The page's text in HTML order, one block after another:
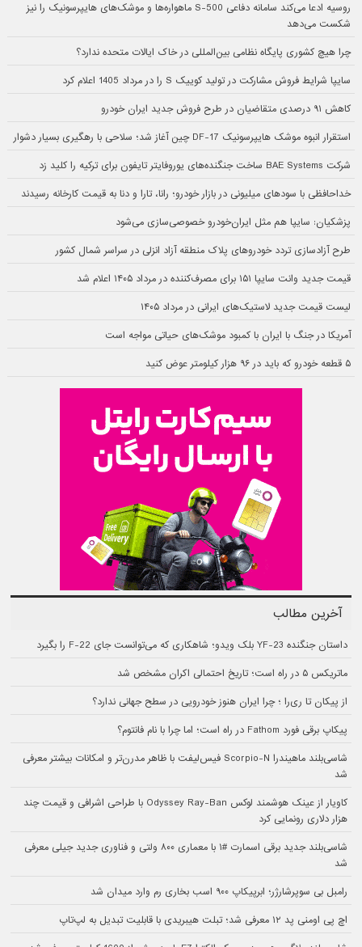
روسیه ادعا می‌کند سامانه دفاعی S-500 ماهواره‌ها و موشک‌های هایپرسونیک را نیز
شکست می‌دهد
چرا هیچ کشوری پایگاه نظامی بین‌المللی در خاک ایالات متحده ندارد؟
سایپا شرایط فروش مشارکت در تولید کوییک S را در مرداد 1405 اعلام کرد
کاهش ۹۱ درصدی متقاضیان در طرح فروش جدید ایران خودرو
استقرار انبوه موشک هایپرسونیک DF-17 چین آغاز شد؛ سلاحی با رهگیری بسیار دشوار
شرکت BAE Systems ساخت جنگنده‌های یوروفایتر تایفون برای ترکیه را کلید زد
خداحافظی با سودهای میلیونی در بازار خودرو؛ رانا، تارا و دنا به قیمت کارخانه رسیدند
پزشکیان: سایپا هم مثل ایران‌خودرو خصوصی‌سازی می‌شود
طرح آزادسازی تردد خودروهای پلاک منطقه آزاد انزلی در سراسر شمال کشور
قیمت جدید وانت سایپا ۱۵۱ برای مصرف‌کننده در مرداد ۱۴۰۵ اعلام شد
لیست قیمت جدید لاستیک‌های ایرانی در مرداد ۱۴۰۵
آمریکا در جنگ با ایران با کمبود موشک‌های حیاتی مواجه است
۵ قطعه خودرو که باید در ۹۶ هزار کیلومتر عوض کنید
آخرین مطالب
داستان جنگنده YF-23 بلک ویدو؛ شاهکاری که می‌توانست جای F-22 را بگیرد
ماتریکس ۵ در راه است؛ تاریخ احتمالی اکران مشخص شد
از پیکان تا ری‌را ؛ چرا ایران هنوز خودرویی در سطح جهانی ندارد؟
پیکاپ برقی فورد Fathom در راه است؛ اما چرا با نام فانتوم؟
شاسی‌بلند ماهیندرا Scorpio-N فیس‌لیفت با ظاهر مدرن‌تر و امکانات بیشتر معرفی
شد
کاویار از عینک هوشمند لوکس Odyssey Ray-Ban با طراحی اشرافی و قیمت چند
هزار دلاری رونمایی کرد
شاسی‌بلند جدید برقی اسمارت #۱ با معماری ۸۰۰ ولتی و فناوری جدید جیلی معرفی
شد
رامبل بی سوپرشارژر؛ ابرپیکاپ ۹۰۰ اسب بخاری رم وارد میدان شد
اچ پی اومنی پد ۱۲ معرفی شد؛ تبلت هیبریدی با قابلیت تبدیل به لپ‌تاپ